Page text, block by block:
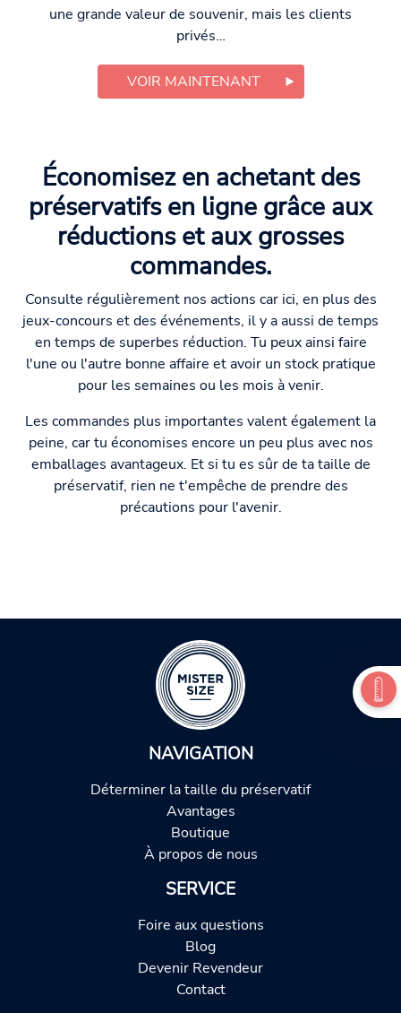
une grande valeur de souvenir, mais les clients
privés…
VOIR MAINTENANT
Économisez en achetant des
préservatifs en ligne grâce aux
réductions et aux grosses
commandes.
Consulte régulièrement nos actions car ici, en plus des
jeux-concours et des événements, il y a aussi de temps
en temps de superbes réduction. Tu peux ainsi faire
l'une ou l'autre bonne affaire et avoir un stock pratique
pour les semaines ou les mois à venir.
Les commandes plus importantes valent également la
peine, car tu économises encore un peu plus avec nos
emballages avantageux. Et si tu es sûr de ta taille de
préservatif, rien ne t'empêche de prendre des
précautions pour l'avenir.
NAVIGATION
Déterminer la taille du préservatif
Avantages
Boutique
À propos de nous
SERVICE
Foire aux questions
Blog
Devenir Revendeur
Contact